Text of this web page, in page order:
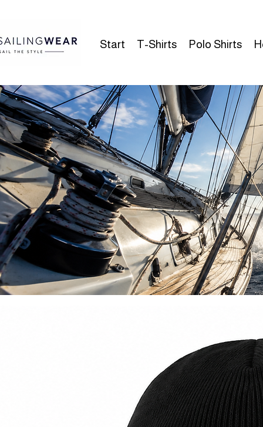
Start T-Shirts Polo Shirts